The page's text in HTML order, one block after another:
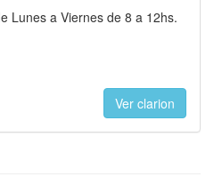
Lunes a Viernes de 8 a 12hs.
Ver clarion